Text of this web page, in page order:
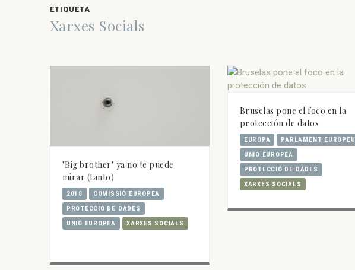
ETIQUETA
Xarxes Socials
"Big brother" ya no te puede
mirar (tanto)
2018
COMISSIÓ EUROPEA
PROTECCIÓ DE DADES
UNIÓ EUROPEA
XARXES SOCIALS
Bruselas pone el foco en la
protección de datos
EUROPA
PARLAMENT EUROPEU
UNIÓ EUROPEA
PROTECCIÓ DE DADES
XARXES SOCIALS